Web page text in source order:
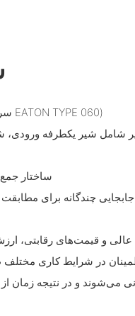
- واحد فرمان هیدرولیک کامل یکپارچه (سری EATON TYPE 060)
- ساختار
جابجایی چندگانه برای
و قیمت‌های رقابتی،
در شرایط کاری
می‌شوند و در نتیجه زمان از